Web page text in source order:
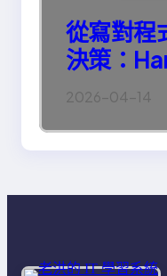
從寫對程
決策：
2026-04-14